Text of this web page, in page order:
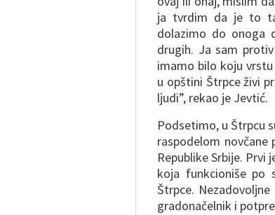
ja tvrdim da je to
dolazimo do onoga
drugih. Ja sam
imamo bilo koju
u opštini Štrpce živi
ljudi”, rekao je Jevtić.
Podsetimo, u Štrpcu
raspodelom novčane
Republike Srbije. Prvi
koja funkcioniše po
Štrpce.
gradonačelnik i